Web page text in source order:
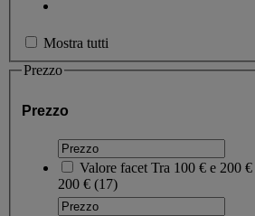
Mostra tutti
Prezzo
Prezzo
Valore facet Tra 100 € e 200 €
200 € (17)